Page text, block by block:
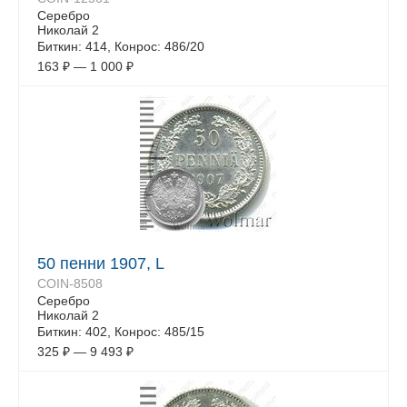
Серебро
Николай 2
Биткин: 414, Конрос: 486/20
163 ₽ — 1 000 ₽
50 пенни 1907, L
COIN-8508
Серебро
Николай 2
Биткин: 402, Конрос: 485/15
325 ₽ — 9 493 ₽